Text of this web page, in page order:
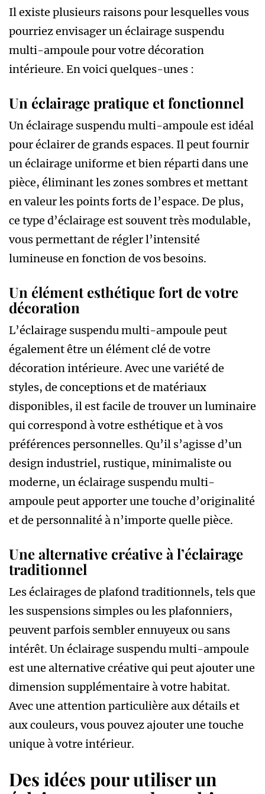
Il existe plusieurs raisons pour lesquelles vous
pourriez envisager un éclairage suspendu
multi-ampoule pour votre décoration
intérieure. En voici quelques-unes :
Un éclairage pratique et fonctionnel
Un éclairage suspendu multi-ampoule est idéal
pour éclairer de grands espaces. Il peut fournir
un éclairage uniforme et bien réparti dans une
pièce, éliminant les zones sombres et mettant
en valeur les points forts de l’espace. De plus,
ce type d’éclairage est souvent très modulable,
vous permettant de régler l’intensité
lumineuse en fonction de vos besoins.
Un élément esthétique fort de votre
décoration
L’éclairage suspendu multi-ampoule peut
également être un élément clé de votre
décoration intérieure. Avec une variété de
styles, de conceptions et de matériaux
disponibles, il est facile de trouver un luminaire
qui correspond à votre esthétique et à vos
préférences personnelles. Qu’il s’agisse d’un
design industriel, rustique, minimaliste ou
moderne, un éclairage suspendu multi-
ampoule peut apporter une touche d’originalité
et de personnalité à n’importe quelle pièce.
Une alternative créative à l’éclairage
traditionnel
Les éclairages de plafond traditionnels, tels que
les suspensions simples ou les plafonniers,
peuvent parfois sembler ennuyeux ou sans
intérêt. Un éclairage suspendu multi-ampoule
est une alternative créative qui peut ajouter une
dimension supplémentaire à votre habitat.
Avec une attention particulière aux détails et
aux couleurs, vous pouvez ajouter une touche
unique à votre intérieur.
Des idées pour utiliser un